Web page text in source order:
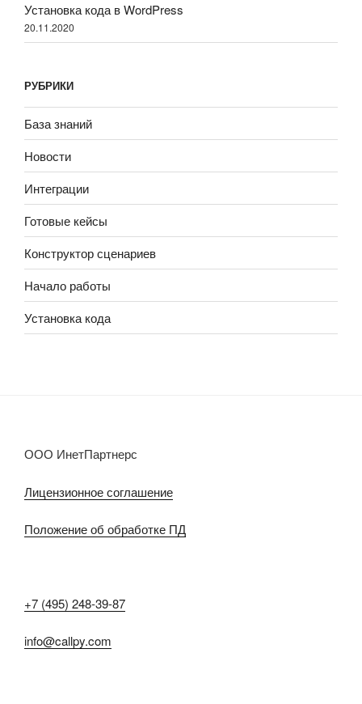
Установка кода в WordPress
20.11.2020
РУБРИКИ
База знаний
Новости
Интеграции
Готовые кейсы
Конструктор сценариев
Начало работы
Установка кода
ООО ИнетПартнерс
Лицензионное соглашение
Положение об обработке ПД
+7 (495) 248-39-87
info@callpy.com